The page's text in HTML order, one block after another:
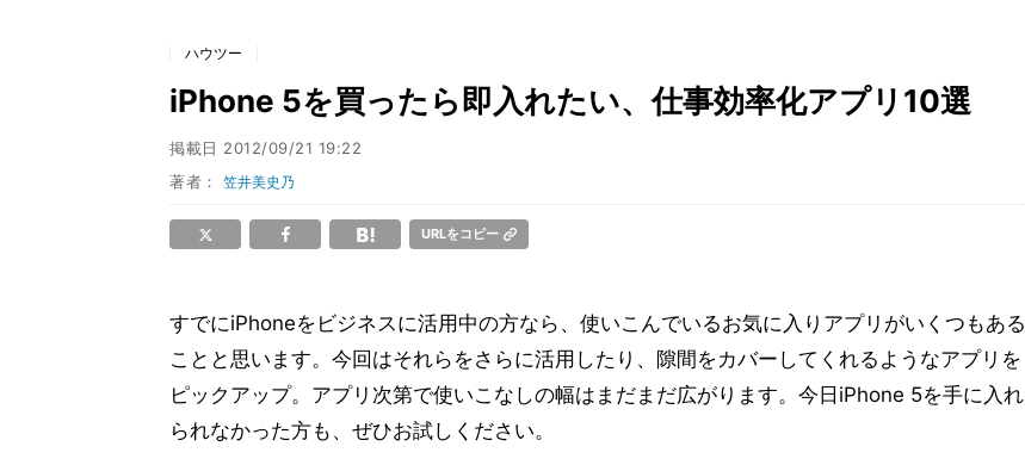
ハウツー
iPhone 5を買ったら即入れたい、仕事効率化アプリ10選
掲載日 2012/09/21 19:22
著者：笠井美史乃
URLをコピー
すでにiPhoneをビジネスに活用中の方なら、使いこんでいるお気に入りアプリがいくつもある
ことと思います。今回はそれらをさらに活用したり、隙間をカバーしてくれるようなアプリを
ピックアップ。アプリ次第で使いこなしの幅はまだまだ広がります。今日iPhone 5を手に入れ
られなかった方も、ぜひお試しください。